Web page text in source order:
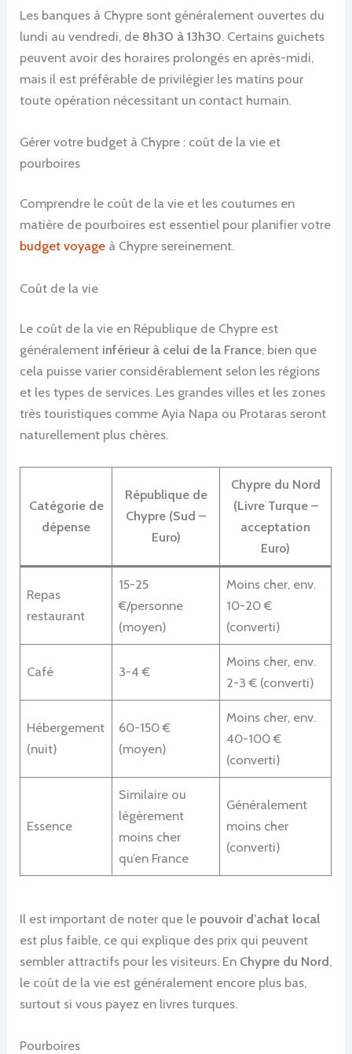
Les banques à Chypre sont généralement ouvertes du
lundi au vendredi, de 8h30 à 13h30. Certains guichets
peuvent avoir des horaires prolongés en après-midi,
mais il est préférable de privilégier les matins pour
toute opération nécessitant un contact humain.
Gérer votre budget à Chypre : coût de la vie et
pourboires
Comprendre le coût de la vie et les coutumes en
matière de pourboires est essentiel pour planifier votre
budget voyage à Chypre sereinement.
Coût de la vie
Le coût de la vie en République de Chypre est
généralement inférieur à celui de la France, bien que
cela puisse varier considérablement selon les régions
et les types de services. Les grandes villes et les zones
très touristiques comme Ayia Napa ou Protaras seront
naturellement plus chères.
Catégorie de
dépense
République de
Chypre (Sud –
Euro)
Chypre du Nord
(Livre Turque –
acceptation
Euro)
Repas
restaurant
15-25
€/personne
(moyen)
Moins cher, env.
10-20 €
(converti)
Café 3-4 €
Moins cher, env.
2-3 € (converti)
Hébergement
(nuit)
60-150 €
(moyen)
Moins cher, env.
40-100 €
(converti)
Essence
Similaire ou
légèrement
moins cher
qu’en France
Généralement
moins cher
(converti)
Il est important de noter que le pouvoir d’achat local
est plus faible, ce qui explique des prix qui peuvent
sembler attractifs pour les visiteurs. En Chypre du Nord,
le coût de la vie est généralement encore plus bas,
surtout si vous payez en livres turques.
Pourboires